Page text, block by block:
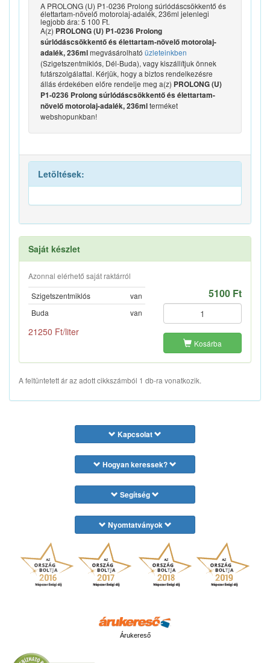
A PROLONG (U) P1-0236 Prolong súrlódáscsökkentő és
élettartam-növelő motorolaj-adalék, 236ml jelenlegi
legjobb ára: 5 100 Ft.
A(z) PROLONG (U) P1-0236 Prolong
súrlódáscsökkentő és élettartam-növelő motorolaj-
adalék, 236mlmegvásárolható üzleteinkben
(Szigetszentmiklós, Dél-Buda), vagy kiszállítjuk önnek
futárszolgálattal. Kérjük, hogy a biztos rendelkezésre
állás érdekében előre rendelje meg a(z) PROLONG (U)
P1-0236 Prolong súrlódáscsökkentő és élettartam-
növelő motorolaj-adalék, 236mlterméket
webshopunkban!
Letöltések:
Saját készlet
Azonnal elérhető saját raktárról
Szigetszentmiklós
van
Buda
van
21250 Ft/liter
5100 Ft
Kosárba
A feltüntetett ár az adott cikkszámból 1 db-ra vonatkozik.
Kapcsolat
Hogyan keressek?
Segítség
Nyomtatványok
Árukereső